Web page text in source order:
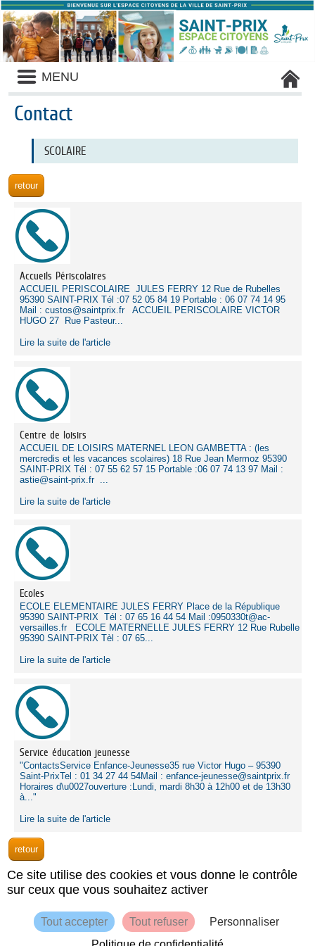
Liste
des
avertissements
MENU
Contact
catégories
d'activité
SCOLAIRE
Accueils Périscolaires
ACCUEIL PERISCOLAIRE JULES FERRY 12 Rue de Rubelles
95390 SAINT-PRIX Tél :07 52 05 84 19 Portable : 06 07 74 14 95
Mail : custos@saintprix.fr ACCUEIL PERISCOLAIRE VICTOR
HUGO 27 Rue Pasteur...
Lire la suite de l'article
Centre de loisirs
ACCUEIL DE LOISIRS MATERNEL LEON GAMBETTA : (les
mercredis et les vacances scolaires) 18 Rue Jean Mermoz 95390
SAINT-PRIX Tél : 07 55 62 57 15 Portable :06 07 74 13 97 Mail :
astie@saint-prix.fr ...
Lire la suite de l'article
Ecoles
ECOLE ELEMENTAIRE JULES FERRY Place de la République
95390 SAINT-PRIX Tél : 07 65 16 44 54 Mail :0950330t@ac-
versailles.fr ECOLE MATERNELLE JULES FERRY 12 Rue Rubelle
95390 SAINT-PRIX Tèl : 07 65...
Lire la suite de l'article
Service éducation jeunesse
"ContactsService Enfance-Jeunesse35 rue Victor Hugo – 95390
Saint-PrixTel : 01 34 27 44 54Mail : enfance-jeunesse@saintprix.fr
Horaires d\u0027ouverture :Lundi, mardi 8h30 à 12h00 et de 13h30
à..."
Lire la suite de l'article
Saint-Prix
Conditions
générales
d'utilisation
AIDE
Panneau de gestion des cookies
Ce site utilise des cookies et vous donne le contrôle
sur ceux que vous souhaitez activer
Tout accepter Tout refuser
Personnaliser